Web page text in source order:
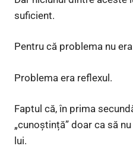
suficient.
Pentru că problema nu
Problema era reflexul.
Faptul că, în prima
„cunoștință” doar ca să
lui.